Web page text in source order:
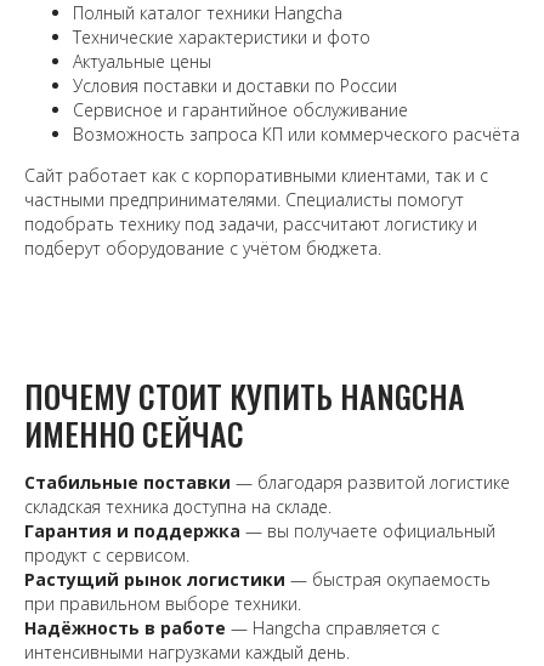
Полный каталог техники Hangcha
Технические характеристики и фото
Актуальные цены
Условия поставки и доставки по России
Сервисное и гарантийное обслуживание
Возможность запроса КП или коммерческого расчёта
Сайт работает как с корпоративными клиентами, так и с
частными предпринимателями. Специалисты помогут
подобрать технику под задачи, рассчитают логистику и
подберут оборудование с учётом бюджета.
ПОЧЕМУ СТОИТ КУПИТЬ HANGCHA
ИМЕННО СЕЙЧАС
Стабильные поставки — благодаря развитой логистике
складская техника доступна на складе.
Гарантия и поддержка — вы получаете официальный
продукт с сервисом.
Растущий рынок логистики — быстрая окупаемость
при правильном выборе техники.
Надёжность в работе — Hangcha справляется с
интенсивными нагрузками каждый день.